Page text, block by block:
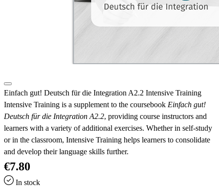
Einfach gut! Deutsch für die Integration A2.2 Intensive Training
Intensive Training is a supplement to the coursebook Einfach gut!
Deutsch für die Integration A2.2, providing course instructors and
learners with a variety of additional exercises. Whether in self-study
or in the classroom, Intensive Training helps learners to consolidate
and develop their language skills further.
€7.80
In stock